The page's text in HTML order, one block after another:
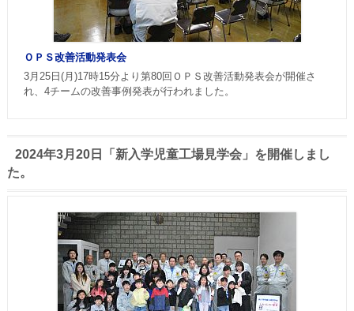
ＯＰＳ改善活動発表会
3月25日(月)17時15分より第80回ＯＰＳ改善活動発表会が開催さ
れ、4チームの改善事例発表が行われました。
2024年3月20日「新入学児童工場見学会」を開催しまし
た。